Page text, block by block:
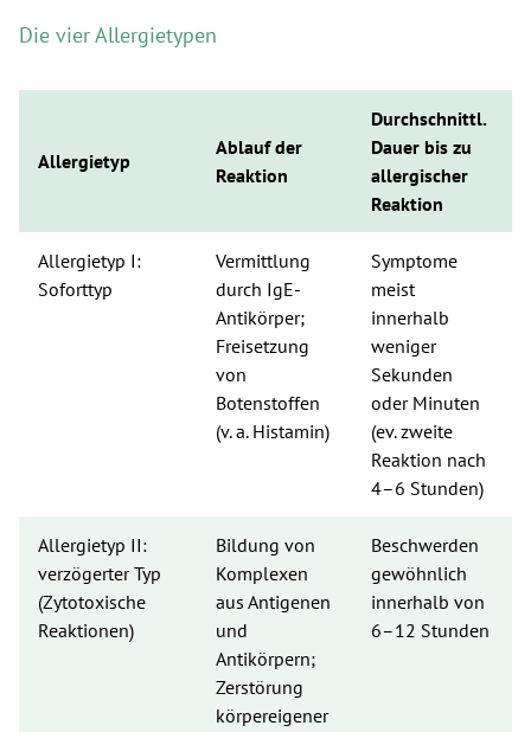
Die vier Allergietypen
Allergietyp
Ablauf der
Reaktion
Durchschnittl.
Dauer bis zu
allergischer
Reaktion
Allergietyp I:
Soforttyp
Vermittlung
durch IgE-
Antikörper;
Freisetzung
von
Botenstoffen
(v. a. Histamin)
Symptome
meist
innerhalb
weniger
Sekunden
oder Minuten
(ev. zweite
Reaktion nach
4–6 Stunden)
Allergietyp II:
verzögerter Typ
(Zytotoxische
Reaktionen)
Bildung von
Komplexen
aus Antigenen
und
Antikörpern;
Zerstörung
körpereigener
Beschwerden
gewöhnlich
innerhalb von
6–12 Stunden